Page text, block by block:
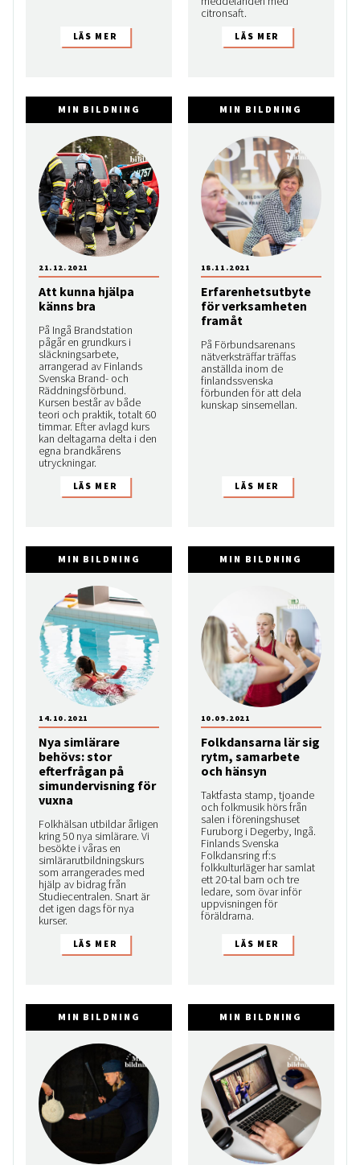
citronsaft.
MIN BILDNING
Att kunna hjälpa
känns bra
På Ingå Brandstation
pågår en grundkurs i
släckningsarbete,
arrangerad av Finlands
Svenska Brand- och
Räddningsförbund.
Kursen består av både
teori och praktik, totalt 60
timmar. Efter avlagd kurs
kan deltagarna delta i den
egna brandkårens
utryckningar.
21.12.2021
MIN BILDNING
Erfarenhetsutbyte
för verksamheten
framåt
På Förbundsarenans
nätverksträffar träffas
anställda inom de
finlandssvenska
förbunden för att dela
kunskap sinsemellan.
18.11.2021
MIN BILDNING
Nya simlärare
behövs: stor
efterfrågan på
simundervisning för
vuxna
Folkhälsan utbildar årligen
kring 50 nya simlärare. Vi
besökte i våras en
simlärarutbildningskurs
som arrangerades med
hjälp av bidrag från
Studiecentralen. Snart är
det igen dags för nya
kurser.
14.10.2021
MIN BILDNING
Folkdansarna lär sig
rytm, samarbete
och hänsyn
Taktfasta stamp, tjoande
och folkmusik hörs från
salen i föreningshuset
Furuborg i Degerby, Ingå.
Finlands Svenska
Folkdansring rf:s
folkkulturläger har samlat
ett 20-tal barn och tre
ledare, som övar inför
uppvisningen för
föräldrarna.
10.09.2021
MIN BILDNING MIN BILDNING